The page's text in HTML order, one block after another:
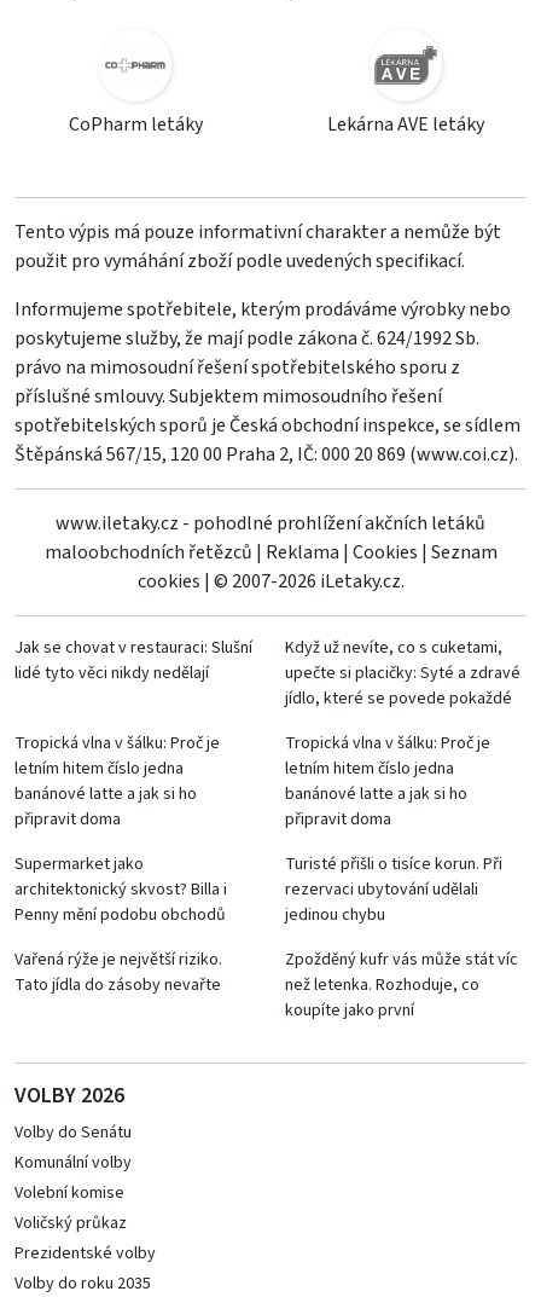
CoPharm letáky Lekárna AVE letáky
Tento výpis má pouze informativní charakter a nemůže být
použit pro vymáhání zboží podle uvedených specifikací.
Informujeme spotřebitele, kterým prodáváme výrobky nebo
poskytujeme služby, že mají podle zákona č. 624/1992 Sb.
právo na mimosoudní řešení spotřebitelského sporu z
příslušné smlouvy. Subjektem mimosoudního řešení
spotřebitelských sporů je Česká obchodní inspekce, se sídlem
Štěpánská 567/15, 120 00 Praha 2, IČ: 000 20 869 (www.coi.cz).
www.iletaky.cz - pohodlné prohlížení akčních letáků
maloobchodních řetězců | Reklama | Cookies | Seznam
cookies | © 2007-2026 iLetaky.cz.
Jak se chovat v restauraci: Slušní
lidé tyto věci nikdy nedělají
Když už nevíte, co s cuketami,
upečte si placičky: Syté a zdravé
jídlo, které se povede pokaždé
Tropická vlna v šálku: Proč je
letním hitem číslo jedna
banánové latte a jak si ho
připravit doma
Tropická vlna v šálku: Proč je
letním hitem číslo jedna
banánové latte a jak si ho
připravit doma
Supermarket jako
architektonický skvost? Billa i
Penny mění podobu obchodů
Turisté přišli o tisíce korun. Při
rezervaci ubytování udělali
jedinou chybu
Vařená rýže je největší riziko.
Tato jídla do zásoby nevařte
Zpožděný kufr vás může stát víc
než letenka. Rozhoduje, co
koupíte jako první
VOLBY 2026
Volby do Senátu
Komunální volby
Volební komise
Voličský průkaz
Prezidentské volby
Volby do roku 2035